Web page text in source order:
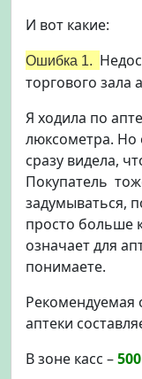
И вот какие:
Ошибка 1.
торгового зала
Я ходила по
люксометра. Но
сразу видела,
Покупатель
задумываться,
просто больше
означает для
понимаете.
Рекомендуемая
аптеки
В зоне касс –500